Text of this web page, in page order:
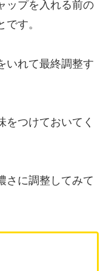
ップを入れる前の
す。
いれて最終調整す
つけておいてく
さに調整してみて